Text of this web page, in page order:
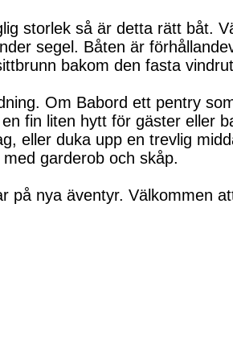
storlek så är detta rätt båt.
segel. Båten är
bakom den fasta
Om Babord ett pentry
fin liten hytt för gäster eller
eller duka upp en trevlig
garderob och skåp.
på nya äventyr. Välkommen